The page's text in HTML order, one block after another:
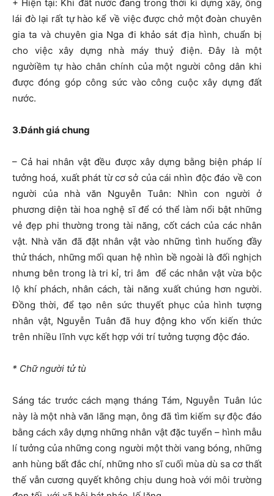
+ Hiện tại: Khi đất nước đang trong thời kì dựng xây, ông
lái đò lại rất tự hào kể về việc được chở một đoàn chuyên
gia ta và chuyên gia Nga đi khảo sát địa hình, chuẩn bị
cho việc xây dựng nhà máy thuỷ điện. Đây là một
ngườiềm tự hào chân chính của một người công dân khi
được đóng góp công sức vào công cuộc xây dựng đất
nước.
3.Đánh giá chung
– Cả hai nhân vật đều được xây dựng bằng biện pháp lí
tưởng hoá, xuất phát từ cơ sở của cái nhìn độc đáo về con
người của nhà văn Nguyễn Tuân: Nhìn con người ở
phương diện tài hoa nghệ sĩ để có thể làm nổi bật những
vẻ đẹp phi thường trong tài năng, cốt cách của các nhân
vật. Nhà văn đã đặt nhân vật vào những tình huống đầy
thử thách, những mối quan hệ nhìn bề ngoài là đối nghịch
nhưng bên trong là tri kỉ, tri âm để các nhân vật vừa bộc
lộ khí phách, nhân cách, tài năng xuất chúng hơn người.
Đồng thời, để tạo nên sức thuyết phục của hình tượng
nhân vật, Nguyễn Tuân đã huy động kho vốn kiến thức
trên nhiều lĩnh vực kết hợp với trí tưởng tượng độc đáo.
* Chữ người tử tù
Sáng tác trước cách mạng tháng Tám, Nguyễn Tuân lúc
này là một nhà văn lãng mạn, ông đã tìm kiếm sự độc đáo
bằng cách xây dựng những nhân vật đặc tuyển – hình mẫu
lí tưởng của những cong người một thời vang bóng, những
anh hùng bất đắc chí, những nho sĩ cuối mùa dù sa cơ thất
thế vẫn cương quyết không chịu dung hoà với môi trường